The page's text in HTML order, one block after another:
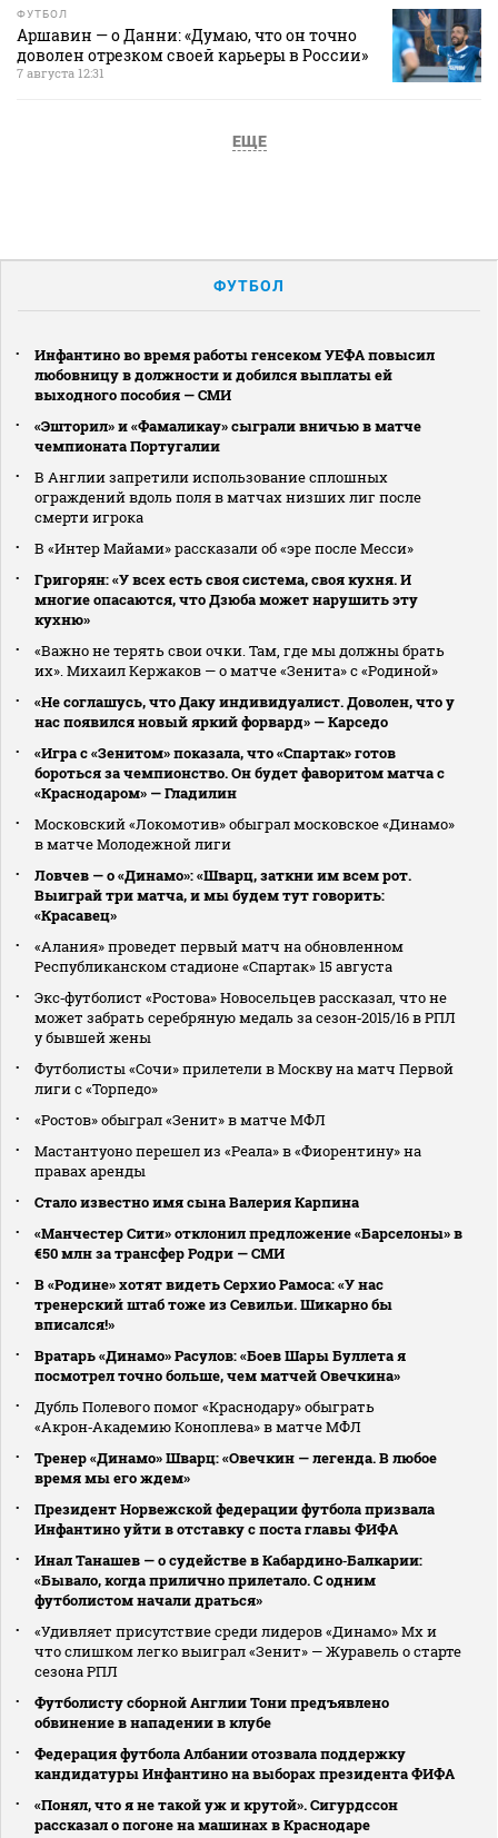
ФУТБОЛ
Аршавин — о Данни: «Думаю, что он точно
доволен отрезком своей карьеры в России»
7 августа 12:31
ЕЩЕ
ФУТБОЛ
Инфантино во время работы генсеком УЕФА повысил
любовницу в должности и добился выплаты ей
выходного пособия — СМИ
«Эшторил» и «Фамаликау» сыграли вничью в матче
чемпионата Португалии
В Англии запретили использование сплошных
ограждений вдоль поля в матчах низших лиг после
смерти игрока
В «Интер Майами» рассказали об «эре после Месси»
Григорян: «У всех есть своя система, своя кухня. И
многие опасаются, что Дзюба может нарушить эту
кухню»
«Важно не терять свои очки. Там, где мы должны брать
их». Михаил Кержаков — о матче «Зенита» с «Родиной»
«Не соглашусь, что Даку индивидуалист. Доволен, что у
нас появился новый яркий форвард» — Карседо
«Игра с «Зенитом» показала, что «Спартак» готов
бороться за чемпионство. Он будет фаворитом матча с
«Краснодаром» — Гладилин
Московский «Локомотив» обыграл московское «Динамо»
в матче Молодежной лиги
Ловчев — о «Динамо»: «Шварц, заткни им всем рот.
Выиграй три матча, и мы будем тут говорить:
«Красавец»
«Алания» проведет первый матч на обновленном
Республиканском стадионе «Спартак» 15 августа
Экс‑футболист «Ростова» Новосельцев рассказал, что не
может забрать серебряную медаль за сезон‑2015/16 в РПЛ
у бывшей жены
Футболисты «Сочи» прилетели в Москву на матч Первой
лиги с «Торпедо»
«Ростов» обыграл «Зенит» в матче МФЛ
Мастантуоно перешел из «Реала» в «Фиорентину» на
правах аренды
Стало известно имя сына Валерия Карпина
«Манчестер Сити» отклонил предложение «Барселоны» в
€50 млн за трансфер Родри — СМИ
В «Родине» хотят видеть Серхио Рамоса: «У нас
тренерский штаб тоже из Севильи. Шикарно бы
вписался!»
Вратарь «Динамо» Расулов: «Боев Шары Буллета я
посмотрел точно больше, чем матчей Овечкина»
Дубль Полевого помог «Краснодару» обыграть
«Акрон‑Академию Коноплева» в матче МФЛ
Тренер «Динамо» Шварц: «Овечкин — легенда. В любое
время мы его ждем»
Президент Норвежской федерации футбола призвала
Инфантино уйти в отставку с поста главы ФИФА
Инал Танашев — о судействе в Кабардино‑Балкарии:
«Бывало, когда прилично прилетало. С одним
футболистом начали драться»
«Удивляет присутствие среди лидеров «Динамо» Мх и
что слишком легко выиграл «Зенит» — Журавель о старте
сезона РПЛ
Футболисту сборной Англии Тони предъявлено
обвинение в нападении в клубе
Федерация футбола Албании отозвала поддержку
кандидатуры Инфантино на выборах президента ФИФА
«Понял, что я не такой уж и крутой». Сигурдссон
рассказал о погоне на машинах в Краснодаре